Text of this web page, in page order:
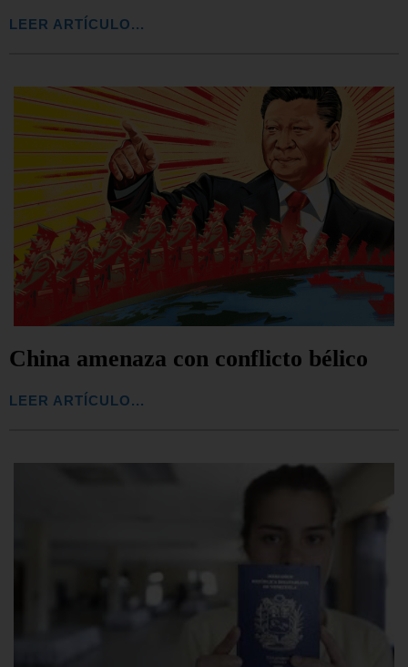
LEER ARTÍCULO...
China amenaza con conflicto bélico
LEER ARTÍCULO...